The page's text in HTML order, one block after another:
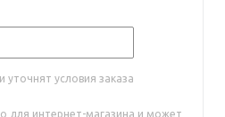
условия заказа
для интернет-магазина и может